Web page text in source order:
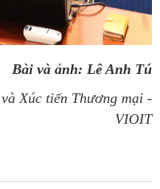
Bài và ảnh: Lê Anh Tú
Xúc tiến Thương mại -
VIOIT